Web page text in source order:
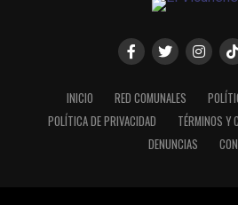
INICIO RED COMUNALES
POLÍTICA DE PRIVACIDAD
TÉRMINOS Y
DENUNCIAS